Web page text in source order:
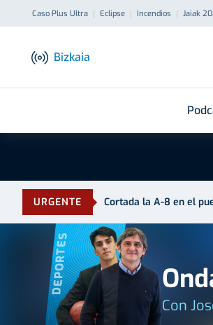
Caso Plus Ultra Eclipse Incendios Jaiak
Bizkaia
URGENTE Cortada la A-8 en el
DEPORTES
Con